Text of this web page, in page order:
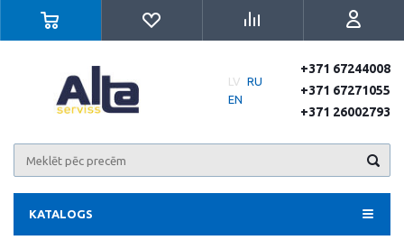
LV RU
EN
+371 67244008
+371 67271055
+371 26002793
KATALOGS